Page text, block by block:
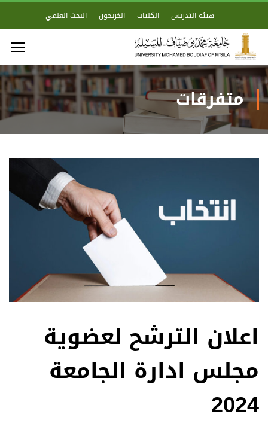
هيئة التدريس الكليات الخريجون البحث العلمي
متفرقات
اعلان الترشح لعضوية
مجلس ادارة الجامعة
2024‎